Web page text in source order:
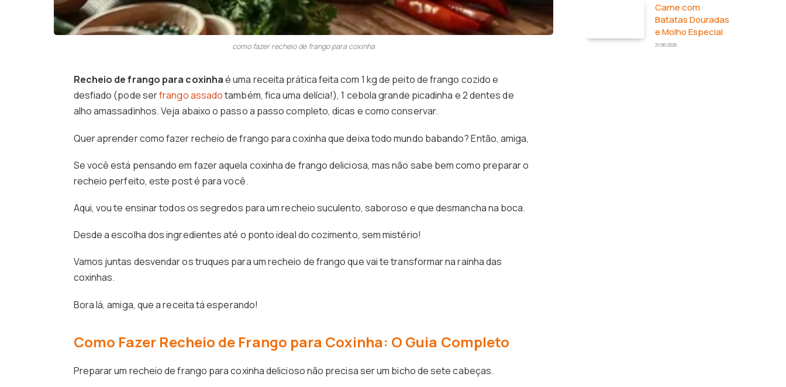
como fazer recheio de frango para coxinha
Recheio de frango para coxinhaé uma receita prática feita com 1 kg de peito de frango cozido e
desfiado (pode serfrango assadotambém, fica uma delícia!), 1 cebola grande picadinha e 2 dentes de
alho amassadinhos. Veja abaixo o passo a passo completo, dicas e como conservar.
Quer aprender como fazer recheio de frango para coxinha que deixa todo mundo babando? Então, amiga,
Se você está pensando em fazer aquela coxinha de frango deliciosa, mas não sabe bem como preparar o
recheio perfeito, este post é para você.
Aqui, vou te ensinar todos os segredos para um recheio suculento, saboroso e que desmancha na boca.
Desde a escolha dos ingredientes até o ponto ideal do cozimento, sem mistério!
Vamos juntas desvendar os truques para um recheio de frango que vai te transformar na rainha das
coxinhas.
Bora lá, amiga, que a receita tá esperando!
Como Fazer Recheio de Frango para Coxinha: O Guia Completo
Preparar um recheio de frango para coxinha delicioso não precisa ser um bicho de sete cabeças.
Carne com
Batatas Douradas
e Molho Especial
21/06/2026